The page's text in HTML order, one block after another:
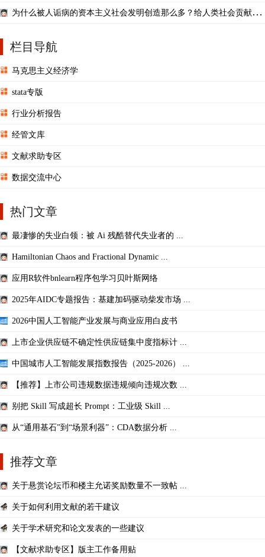
为什么被人诟病的资本主义社会发明创造那么多？给人类社会贡献那
栏目导航
马克思主义经济学
stata专版
行业分析报告
经管文库
文献求助专区
数据交流中心
热门文章
最凄惨的失业白领：被 Ai 残酷替代失业者的 ...
Hamiltonian Chaos and Fractional Dynamic ...
应用R软件bnlearn程序包学习贝叶斯网络
2025年AIDC专题报告：基建加码驱动柴发市场 ...
2026中国人工智能产业发展与商业应用白皮书
上市企业供应链不确定性供应链集中度指标计 ...
中国城市人工智能发展指数报告（2025-2026） ...
【推荐】上市公司违规数据违规倾向违规次数 ...
别把 Skill 写成超长 Prompt：工业级 Skill ...
从“通用基石”到“场景利器”：CDA数据分析 ...
推荐文章
关于悬赏论坛币和楼主允诺奖励数量不一致帖 ...
关于如何利用文献的若干建议
关于学术研究和论文发表的一些建议
【文献求助专区】版主工作备用贴